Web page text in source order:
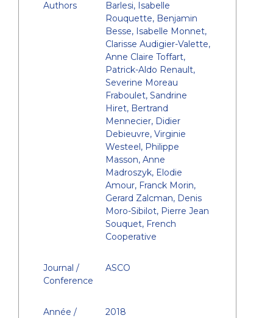
Authors
Barlesi, Isabelle
Rouquette, Benjamin
Besse, Isabelle Monnet,
Clarisse Audigier-Valette,
Anne Claire Toffart,
Patrick-Aldo Renault,
Severine Moreau
Fraboulet, Sandrine
Hiret, Bertrand
Mennecier, Didier
Debieuvre, Virginie
Westeel, Philippe
Masson, Anne
Madroszyk, Elodie
Amour, Franck Morin,
Gerard Zalcman, Denis
Moro-Sibilot, Pierre Jean
Souquet, French
Cooperative
Journal /
Conference
ASCO
Année /
2018